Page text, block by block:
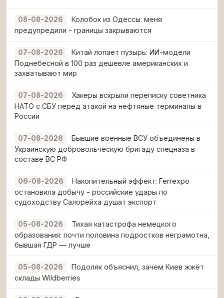
08-08-2026
Колобок из Одессы: меня
предупредили - границы закрываются
07-08-2026
Китай лопает пузырь: ИИ-модели
Поднебесной в 100 раз дешевле американских и
захватывают мир
07-08-2026
Хакеры вскрыли переписку советника
НАТО с СБУ перед атакой на нефтяные терминалы в
России
07-08-2026
Бывшие военные ВСУ объединены в
Украинскую добровольческую бригаду спецназа в
составе ВС РФ
06-08-2026
Накопительный эффект: Ferrexpo
остановила добычу - российские удары по
судоходству Салорейха душат экспорт
05-08-2026
Тихая катастрофа немецкого
образования: почти половина подростков неграмотна,
бывшая ГДР — лучше
05-08-2026
Подоляк объяснил, зачем Киев жжёт
склады Wildberries